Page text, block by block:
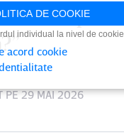
în Europa
PE 29 MAI 2026
DE COOKIE
individual la nivel de
acord cookie